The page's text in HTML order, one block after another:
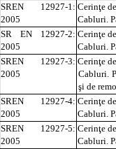
SREN 12927-1:
2005
Cerinţe
Cabluri.
SR EN 12927-2:
2005
Cerinţe
Cabluri.
SREN 12927-3:
2005
Cerinţe
Cabluri.
şi de
SREN 12927-4:
2005
Cerinţe
Cabluri.
SREN 12927-5:
2005
Cerinţe
Cabluri.